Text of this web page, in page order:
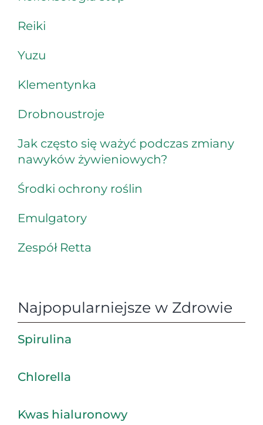
Reiki
Yuzu
Klementynka
Drobnoustroje
Jak często się ważyć podczas zmiany
nawyków żywieniowych?
Środki ochrony roślin
Emulgatory
Zespół Retta
Najpopularniejsze w Zdrowie
Spirulina
Chlorella
Kwas hialuronowy